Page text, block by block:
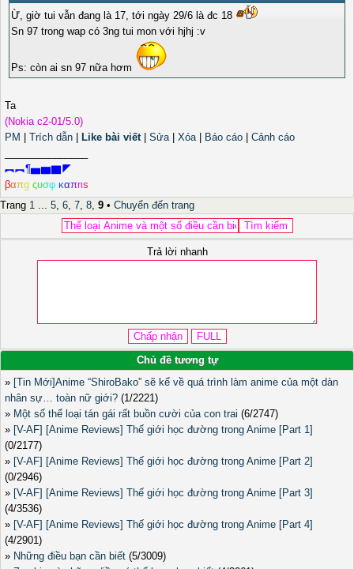
Ừ, giờ tui vẫn đang là 17, tới ngày 29/6 là đc 18
Sn 97 trong wap có 3ng tui mon với hjhj :v
Ps: còn ai sn 97 nữa hơm
Ta
(Nokia c2-01/5.0)
PM
Trích dẫn Like bài viết| Sửa| Xóa| Báo cáo
Cảnh cáo
︻︻¶▅▆▇◤
βαπg ςυσφ καπrιs
Trang 1 ... 5, 6, 7, 8, 9 • Chuyển đến trang
Trả lời nhanh
Chủ đề tương tự
» [Tin Mới]Anime “ShiroBako” sẽ kể về quá trình làm anime của một dàn
nhân sự… toàn nữ giới? (1/2221)
» Một số thể loại tán gái rất buồn cười của con trai (6/2747)
» [V-AF] [Anime Reviews] Thế giới học đường trong Anime [Part 1]
(0/2177)
» [V-AF] [Anime Reviews] Thế giới học đường trong Anime [Part 2]
(0/2946)
» [V-AF] [Anime Reviews] Thế giới học đường trong Anime [Part 3]
(4/3536)
» [V-AF] [Anime Reviews] Thế giới học đường trong Anime [Part 4]
(4/2901)
» Những điều bạn cần biết (5/3009)